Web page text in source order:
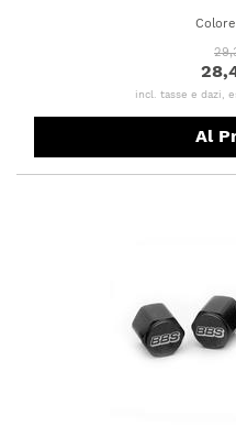
Colore
incl. tasse e dazi,
Al